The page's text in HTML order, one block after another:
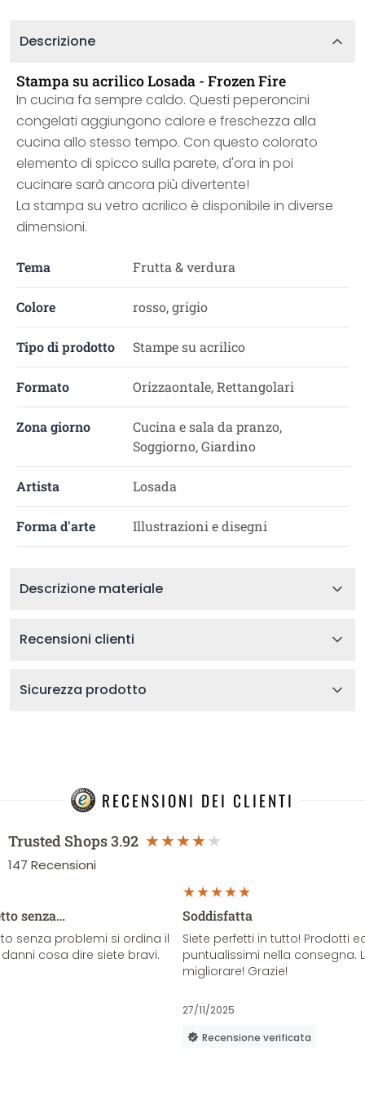
Descrizione
Stampa su acrilico Losada - Frozen Fire
In cucina fa sempre caldo. Questi peperoncini
congelati aggiungono calore e freschezza alla
cucina allo stesso tempo. Con questo colorato
elemento di spicco sulla parete, d'ora in poi
cucinare sarà ancora più divertente!
La stampa su vetro acrilico è disponibile in diverse
dimensioni.
Tema Frutta & verdura
Colore rosso, grigio
Tipo di prodotto Stampe su acrilico
Formato Orizzaontale, Rettangolari
Zona giorno
Cucina e sala da pranzo,
Soggiorno, Giardino
Artista Losada
Forma d'arte Illustrazioni e disegni
Descrizione materiale
Recensioni clienti
Sicurezza prodotto
RECENSIONI DEI CLIENTI
Trusted Shops3.92
147 Recensioni
senza…
senza problemi si ordina il
cosa dire siete bravi.
Soddisfatta
Siete perfetti in tutto! Prodotti
puntualissimi nella consegna.
migliorare! Grazie!
27/11/2025
Recensione verificata